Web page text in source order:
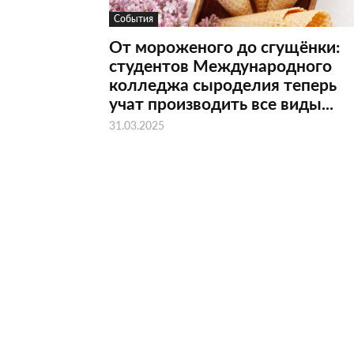
События
От мороженого до сгущёнки:
студентов Международного
колледжа сыроделия теперь
учат производить все виды...
31.03.2025